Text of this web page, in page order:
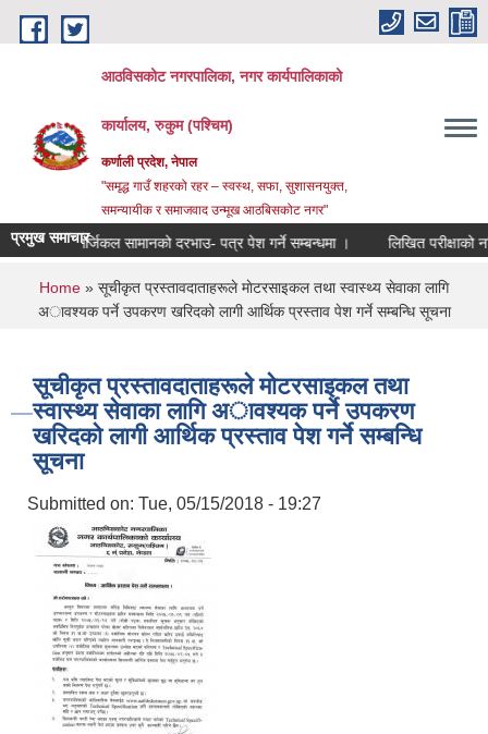
Skip to main content
आठविसकोट नगरपालिका, नगर कार्यपालिकाको
कार्यालय, रुकुम (पश्चिम)
कर्णाली प्रदेश, नेपाल
"समृद्ध गाउँ शहरको रहर – स्वस्थ, सफा, सुशासनयुक्त,
समन्यायीक र समाजवाद उन्मूख आठबिसकोट नगर"
प्रमुख समाचार
सर्जिकल सामानको दरभाउ- पत्र पेश गर्ने सम्बन्धमा । लिखित परीक्षाको नतिजा
You are here
Home » सूचीकृत प्रस्तावदाताहरूले माेटरसाइकल तथा स्वास्थ्य सेवाका लागि
अावश्यक पर्ने उपकरण खरिदको लागी आर्थिक प्रस्ताव पेश गर्ने सम्बन्धि सूचना
सूचीकृत प्रस्तावदाताहरूले माेटरसाइकल तथा
स्वास्थ्य सेवाका लागि अावश्यक पर्ने उपकरण
खरिदको लागी आर्थिक प्रस्ताव पेश गर्ने सम्बन्धि
सूचना
Submitted on: Tue, 05/15/2018 - 19:27